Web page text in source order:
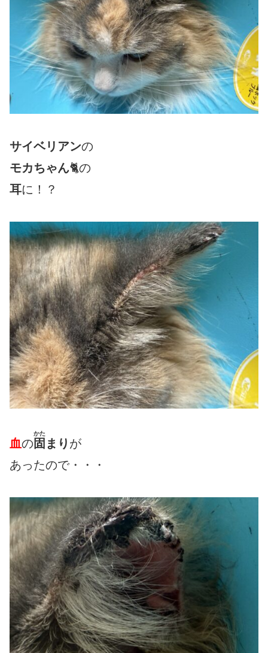
サイベリアンの
モカちゃん🐈の
耳に！？
血の 固
かた
まり が
あったので・・・